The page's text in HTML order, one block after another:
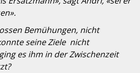
Bemühungen, nicht
seine Ziele nicht
es ihm in der Zwischenzeit